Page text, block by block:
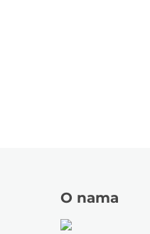
O nama